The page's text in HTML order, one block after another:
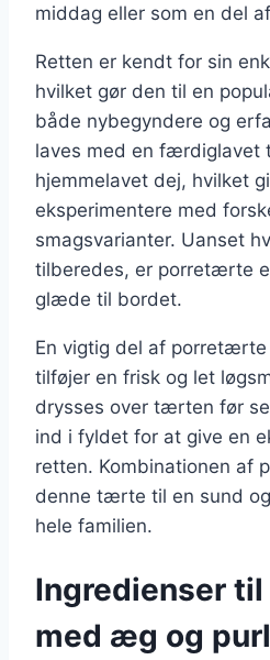
middag eller som en del
Retten er kendt for sin
hvilket gør den til en
både nybegyndere og
laves med en færdiglavet
hjemmelavet dej, hvilket
eksperimentere med
smagsvarianter. Uanset
tilberedes, er porretærte
glæde til bordet.
En vigtig del af porretærte
tilføjer en frisk og let
drysses over tærten før
ind i fyldet for at give en
retten. Kombinationen af
denne tærte til en sund
hele familien.
Ingredienser
med æg og